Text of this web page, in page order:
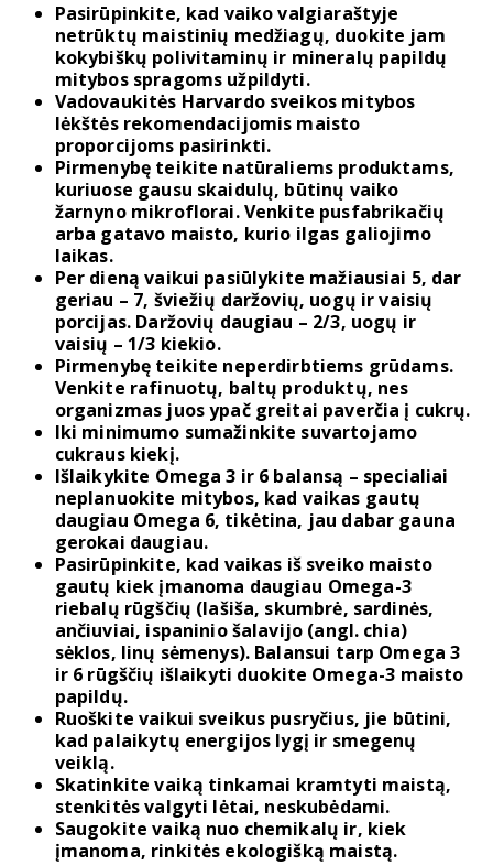
Pasirūpinkite, kad vaiko valgiaraštyje
netrūktų maistinių medžiagų, duokite jam
kokybiškų polivitaminų ir mineralų papildų
mitybos spragoms užpildyti.
Vadovaukitės Harvardo sveikos mitybos
lėkštės rekomendacijomis maisto
proporcijoms pasirinkti.
Pirmenybę teikite natūraliems produktams,
kuriuose gausu skaidulų, būtinų vaiko
žarnyno mikroflorai. Venkite pusfabrikačių
arba gatavo maisto, kurio ilgas galiojimo
laikas.
Per dieną vaikui pasiūlykite mažiausiai 5, dar
geriau – 7, šviežių daržovių, uogų ir vaisių
porcijas. Daržovių daugiau – 2/3, uogų ir
vaisių – 1/3 kiekio.
Pirmenybę teikite neperdirbtiems grūdams.
Venkite rafinuotų, baltų produktų, nes
organizmas juos ypač greitai paverčia į cukrų.
Iki minimumo sumažinkite suvartojamo
cukraus kiekį.
Išlaikykite Omega 3 ir 6 balansą – specialiai
neplanuokite mitybos, kad vaikas gautų
daugiau Omega 6, tikėtina, jau dabar gauna
gerokai daugiau.
Pasirūpinkite, kad vaikas iš sveiko maisto
gautų kiek įmanoma daugiau Omega-3
riebalų rūgščių (lašiša, skumbrė, sardinės,
ančiuviai, ispaninio šalavijo (angl. chia)
sėklos, linų sėmenys). Balansui tarp Omega 3
ir 6 rūgščių išlaikyti duokite Omega-3 maisto
papildų.
Ruoškite vaikui sveikus pusryčius, jie būtini,
kad palaikytų energijos lygį ir smegenų
veiklą.
Skatinkite vaiką tinkamai kramtyti maistą,
stenkitės valgyti lėtai, neskubėdami.
Saugokite vaiką nuo chemikalų ir, kiek
įmanoma, rinkitės ekologišką maistą.